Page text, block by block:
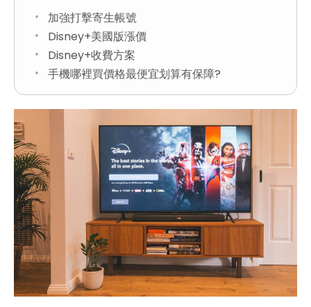
加強打擊寄生帳號
Disney+美國版漲價
Disney+收費方案
手機哪裡買價格最便宜划算有保障?